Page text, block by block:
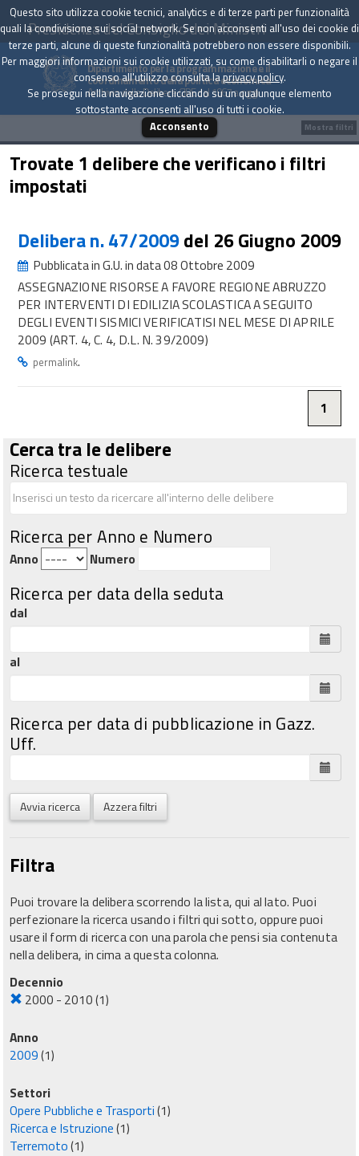
Presidenza del Consiglio dei Ministri
Dipartimento per la programmazione e il
coordinamento della politica economica
Archivio delle Delibere CIPE dal 1967 a oggi
Trovate 1 delibere che verificano i filtri
impostati
Delibera n. 47/2009del 26 Giugno 2009
Pubblicata in G.U. in data 08 Ottobre 2009
ASSEGNAZIONE RISORSE A FAVORE REGIONE ABRUZZO
PER INTERVENTI DI EDILIZIA SCOLASTICA A SEGUITO
DEGLI EVENTI SISMICI VERIFICATISI NEL MESE DI APRILE
2009 (ART. 4, C. 4, D.L. N. 39/2009)
permalink.
1
Cerca tra le delibere
Ricerca testuale
Ricerca per Anno e Numero
Anno Numero
Ricerca per data della seduta
dal
al
Ricerca per data di pubblicazione in Gazz.
Uff.
Avvia ricerca Azzera filtri
Filtra
Puoi trovare la delibera scorrendo la lista, qui al lato. Puoi
perfezionare la ricerca usando i filtri qui sotto, oppure puoi
usare il form di ricerca con una parola che pensi sia contenuta
nella delibera, in cima a questa colonna.
Decennio
2000 - 2010(1)
Anno
2009(1)
Settori
Opere Pubbliche e Trasporti(1)
Ricerca e Istruzione(1)
Terremoto(1)
Mostra filtri
Questo sito utilizza cookie tecnici, analytics e di terze parti per funzionalità
quali la condivisione sui social network. Se non acconsenti all'uso dei cookie di
terze parti, alcune di queste funzionalità potrebbero non essere disponibili.
Per maggiori informazioni sui cookie utilizzati, su come disabilitarli o negare il
consenso all'utilizzo consulta laprivacy policy.
Se prosegui nella navigazione cliccando su un qualunque elemento
sottostante acconsenti all'uso di tutti i cookie.
Acconsento